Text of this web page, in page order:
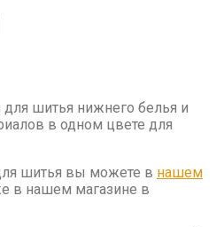
шитья нижнего белья и
в одном цвете для
шитья вы можете в нашем
в нашем магазине в